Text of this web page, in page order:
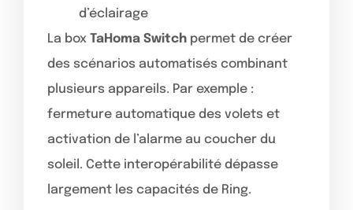
d’éclairage
La box TaHoma Switch permet de créer
des scénarios automatisés combinant
plusieurs appareils. Par exemple :
fermeture automatique des volets et
activation de l’alarme au coucher du
soleil. Cette interopérabilité dépasse
largement les capacités de Ring.